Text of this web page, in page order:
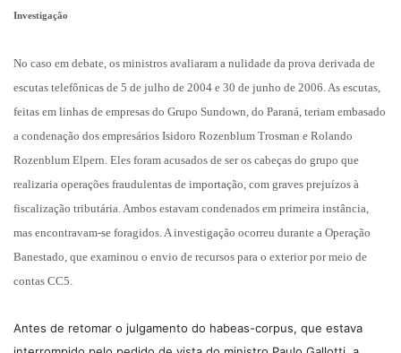
Investigação
No caso em debate, os ministros avaliaram a nulidade da prova derivada de
escutas telefônicas de 5 de julho de 2004 e 30 de junho de 2006. As escutas,
feitas em linhas de empresas do Grupo Sundown, do Paraná, teriam embasado
a condenação dos empresários Isidoro Rozenblum Trosman e Rolando
Rozenblum Elpern. Eles foram acusados de ser os cabeças do grupo que
realizaria operações fraudulentas de importação, com graves prejuízos à
fiscalização tributária. Ambos estavam condenados em primeira instância,
mas encontravam-se foragidos. A investigação ocorreu durante a Operação
Banestado, que examinou o envio de recursos para o exterior por meio de
contas CC5.
Antes de retomar o julgamento do habeas-corpus, que estava